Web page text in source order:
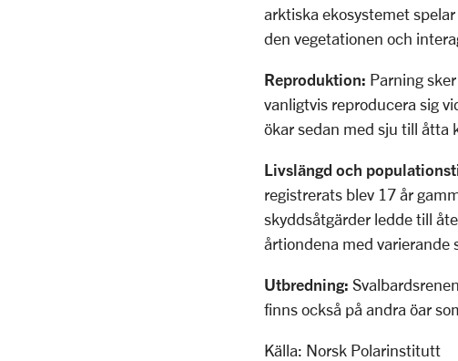
arktiska ekosystemet
den vegetationen och
Reproduktion: Parning
vanligtvis reproducera sig
ökar sedan med sju till åtta
Livslängd och
registrerats blev 17 år
skyddsåtgärder ledde till
årtiondena med varierande
Utbredning:
finns också på andra öar
Källa: Norsk Polarinstitutt